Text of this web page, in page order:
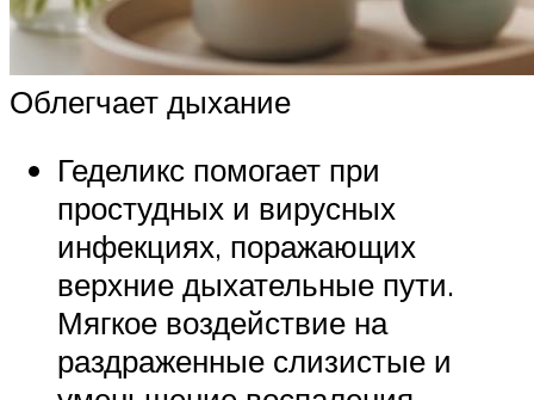
Облегчает дыхание
Геделикс помогает при
простудных и вирусных
инфекциях, поражающих
верхние дыхательные пути.
Мягкое воздействие на
раздраженные слизистые и